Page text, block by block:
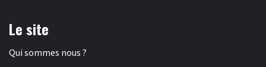
Le site
Qui sommes nous ?